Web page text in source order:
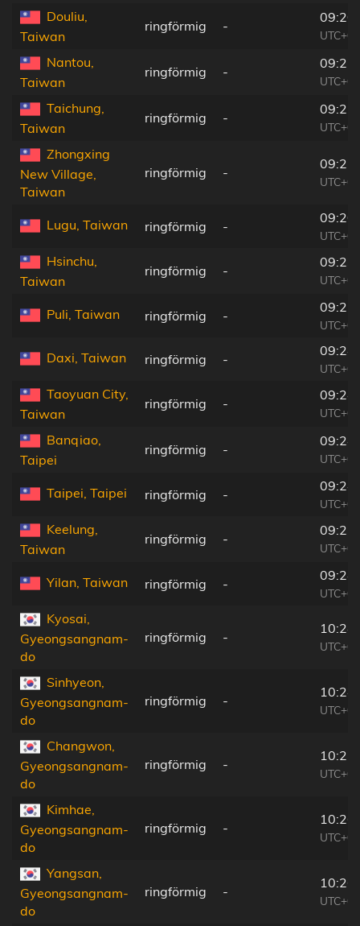
Douliu,
Taiwan
ringförmig -
Nantou,
Taiwan
ringförmig -
Taichung,
Taiwan
ringförmig -
Zhongxing
New Village,
Taiwan
ringförmig -
Lugu, Taiwan ringförmig -
Hsinchu,
Taiwan
ringförmig -
Puli, Taiwan ringförmig -
Daxi, Taiwan ringförmig -
Taoyuan City,
Taiwan
ringförmig -
Banqiao,
Taipei
ringförmig -
Taipei, Taipei ringförmig -
Keelung,
Taiwan
ringförmig -
Yilan, Taiwan ringförmig -
Kyosai,
Gyeongsangnam-
do
ringförmig -
Sinhyeon,
Gyeongsangnam-
do
ringförmig -
Changwon,
Gyeongsangnam-
do
ringförmig -
Kimhae,
Gyeongsangnam-
do
ringförmig -
Yangsan,
Gyeongsangnam-
do
ringförmig -